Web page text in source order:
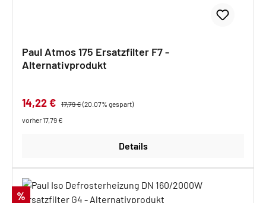
Paul Atmos 175 Ersatzfilter F7 -
Alternativprodukt
Verkaufspreis:
14,22 € Regulärer Preis:
17,79 €(20.07% gespart)
vorher 17,79 €
Details
Rabatt
%